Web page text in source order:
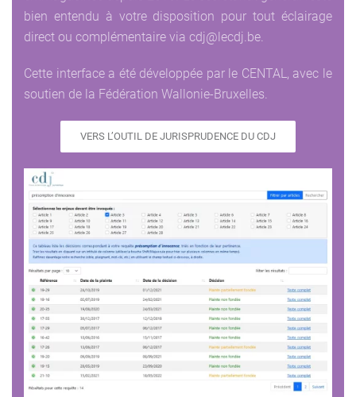
bien entendu à votre disposition pour tout éclairage
direct ou complémentaire via cdj@lecdj.be.
Cette interface a été développée par le CENTAL, avec le
soutien de la Fédération Wallonie-Bruxelles.
VERS L’OUTIL DE JURISPRUDENCE DU CDJ